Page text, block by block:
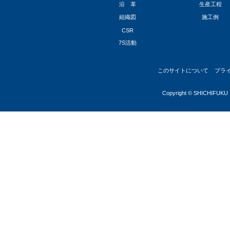
沿 革 生産工程
組織図 施工例
CSR
7S活動
このサイトについて プラ
Copyright © SHICHIFUKU